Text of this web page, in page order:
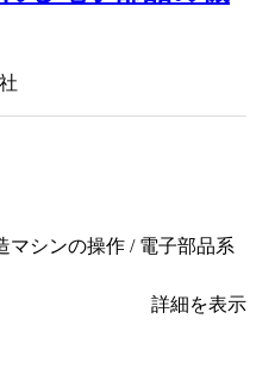
マシンの操作 / 電子部品系
詳細を表示